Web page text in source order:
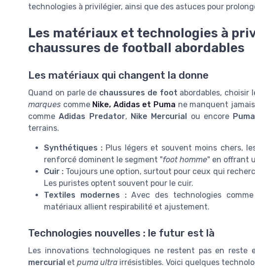
technologies à privilégier, ainsi que des astuces pour
Les matériaux et technologies à
chaussures de football abordables
Les matériaux qui changent la donne
Quand on parle de chaussures de foot abordables, choisir
marques comme Nike, Adidas et Puma ne manquent
commeAdidas Predator, Nike Mercurial ou encore
terrains.
Synthétiques : Plus légers et souvent moins chers,
renforcé dominent le segment "foot homme" en offrant
Cuir : Toujours une option, surtout pour ceux qui
Les puristes optent souvent pour le cuir.
Textiles modernes :Avec des technologies
matériaux allient respirabilité et ajustement.
Technologies nouvelles : le futur est là
Les innovations technologiques ne restent pas en reste
mercurial et puma ultra irrésistibles. Voici quelques